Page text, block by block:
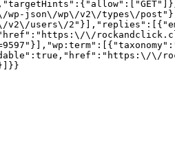
json\/wp\/v2\/types\/
v2\/users\/
\/
\/